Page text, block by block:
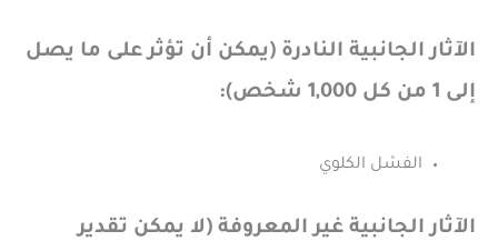
الآثار الجانبية النادرة (يمكن أن تؤثر على ما يصل
إلى 1 من كل 1,000 شخص):
الفشل الكلوي
الآثار الجانبية غير المعروفة (لا يمكن تقدير